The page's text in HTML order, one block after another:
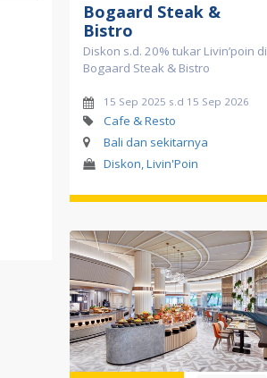
Bogaard Steak &
Bistro
Diskon s.d. 20% tukar Livin’poin di
Bogaard Steak & Bistro
15 Sep 2025 s.d 15 Sep 2026
Cafe & Resto
Bali dan sekitarnya
Diskon, Livin'Poin